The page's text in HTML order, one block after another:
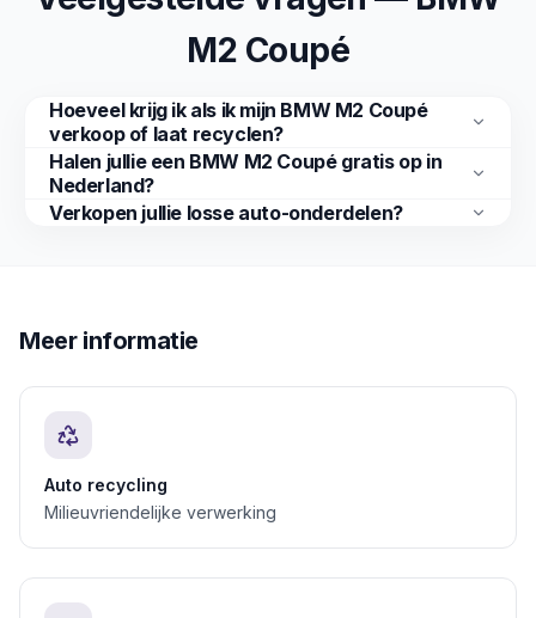
M2 Coupé
Hoeveel krijg ik als ik mijn BMW M2 Coupé
verkoop of laat recyclen?
Halen jullie een BMW M2 Coupé gratis op in
Nederland?
Verkopen jullie losse auto-onderdelen?
Meer informatie
Auto recycling
Milieuvriendelijke verwerking